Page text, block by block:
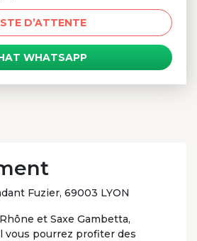
D’ATTENTE
WHATSAPP
Fuzier, 69003 LYON
et Saxe Gambetta,
vous pourrez profiter des